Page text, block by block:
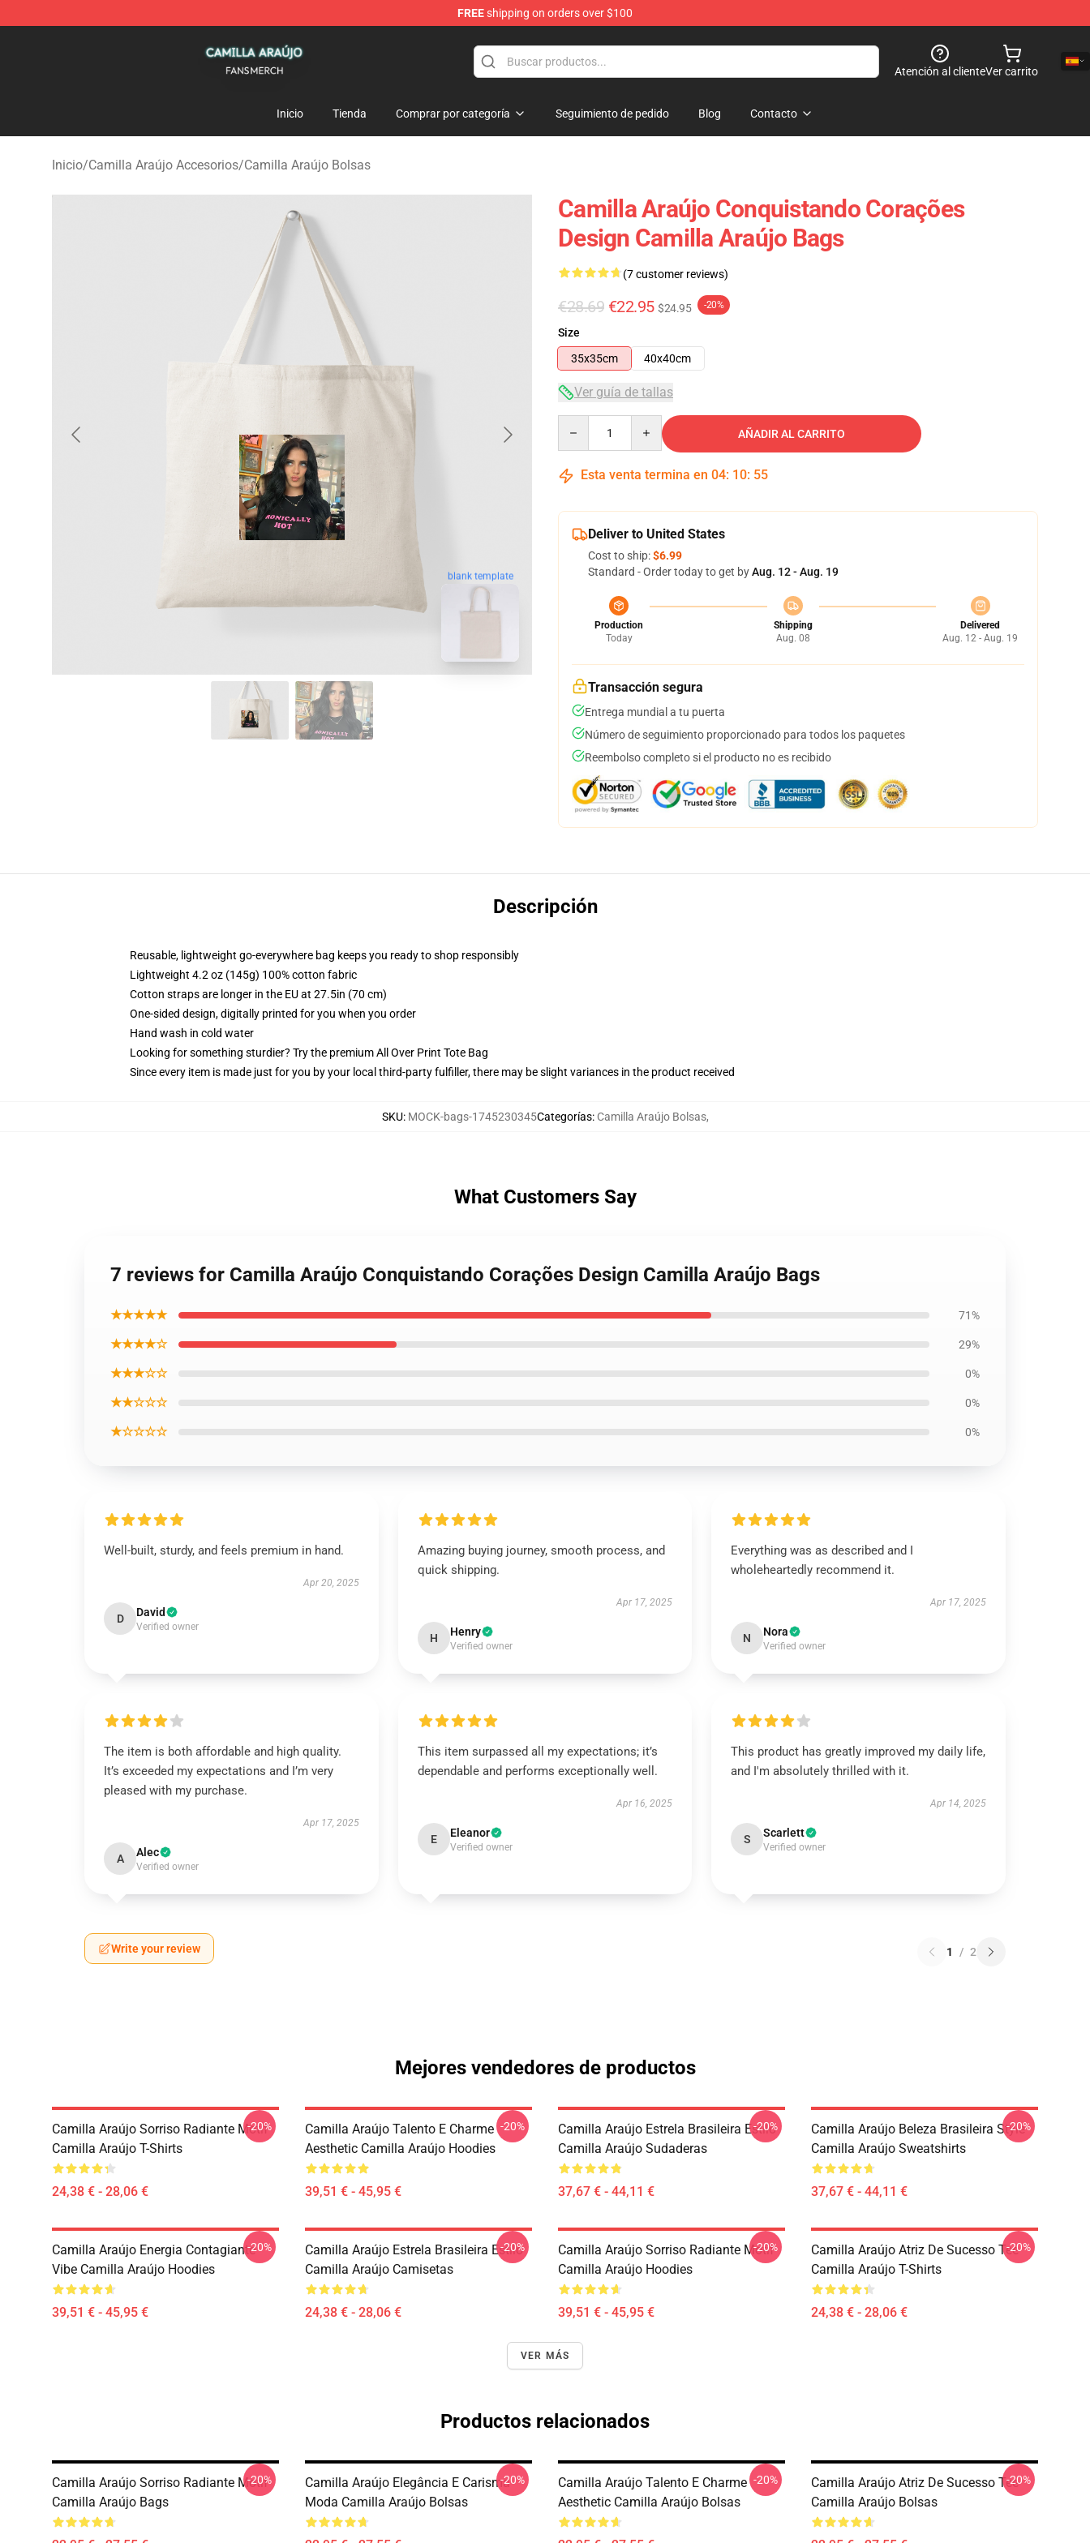
FREEshipping on orders over $100
Atención al clienteVer carrito
Inicio Tienda Comprar por categoría Seguimiento de pedido Blog Contacto
Inicio/Camilla Araújo Accesorios/Camilla Araújo Bolsas
blank template
Camilla Araújo Conquistando Corações
Design Camilla Araújo Bags
(7 customer reviews)
€28.69 €22.95 $24.95 -20%
Size
35x35cm
40x40cm
Ver guía de tallas
AÑADIR AL CARRITO
Esta venta termina en 04: 10: 54
Deliver to United States
Cost to ship:$6.99
Standard - Order today to get byAug. 12 - Aug. 19
Production
Today
Shipping
Aug. 08
Delivered
Aug. 12 - Aug. 19
Transacción segura
Entrega mundial a tu puerta
Número de seguimiento proporcionado para todos los paquetes
Reembolso completo si el producto no es recibido
Descripción
Reusable, lightweight go-everywhere bag keeps you ready to shop responsibly
Lightweight 4.2 oz (145g) 100% cotton fabric
Cotton straps are longer in the EU at 27.5in (70 cm)
One-sided design, digitally printed for you when you order
Hand wash in cold water
Looking for something sturdier? Try the premium All Over Print Tote Bag
Since every item is made just for you by your local third-party fulfiller, there may be slight variances in the product received
SKU: MOCK-bags-1745230345Categorías: Camilla Araújo Bolsas,
What Customers Say
7 reviews for Camilla Araújo Conquistando Corações Design Camilla Araújo Bags
★★★★★ 71%
★★★★☆ 29%
★★★☆☆ 0%
★★☆☆☆ 0%
★☆☆☆☆ 0%
Well-built, sturdy, and feels premium in hand.
Apr 20, 2025
D David
Verified owner
Amazing buying journey, smooth process, and
quick shipping.
Apr 17, 2025
H Henry
Verified owner
Everything was as described and I
wholeheartedly recommend it.
Apr 17, 2025
N Nora
Verified owner
The item is both affordable and high quality.
It’s exceeded my expectations and I’m very
pleased with my purchase.
Apr 17, 2025
A Alec
Verified owner
This item surpassed all my expectations; it’s
dependable and performs exceptionally well.
Apr 16, 2025
E Eleanor
Verified owner
This product has greatly improved my daily life,
and I'm absolutely thrilled with it.
Apr 14, 2025
S Scarlett
Verified owner
Write your review 1 / 2
Mejores vendedores de productos
Camilla Araújo Sorriso Radiante Motif
Camilla Araújo T-Shirts
24,38 € - 28,06 €
-20%
Camilla Araújo Talento E Charme
Aesthetic Camilla Araújo Hoodies
39,51 € - 45,95 €
-20%
Camilla Araújo Estrela Brasileira Estilo
Camilla Araújo Sudaderas
37,67 € - 44,11 €
-20%
Camilla Araújo Beleza Brasileira Style
Camilla Araújo Sweatshirts
37,67 € - 44,11 €
-20%
Camilla Araújo Energia Contagiante
Vibe Camilla Araújo Hoodies
39,51 € - 45,95 €
-20%
Camilla Araújo Estrela Brasileira Estilo
Camilla Araújo Camisetas
24,38 € - 28,06 €
-20%
Camilla Araújo Sorriso Radiante Motif
Camilla Araújo Hoodies
39,51 € - 45,95 €
-20%
Camilla Araújo Atriz De Sucesso Tee
Camilla Araújo T-Shirts
24,38 € - 28,06 €
-20%
VER MÁS
Productos relacionados
Camilla Araújo Sorriso Radiante Motif
Camilla Araújo Bags
-20%
Camilla Araújo Elegância E Carisma
Moda Camilla Araújo Bolsas
-20%
Camilla Araújo Talento E Charme
Aesthetic Camilla Araújo Bolsas
-20%
Camilla Araújo Atriz De Sucesso Tee
Camilla Araújo Bolsas
-20%